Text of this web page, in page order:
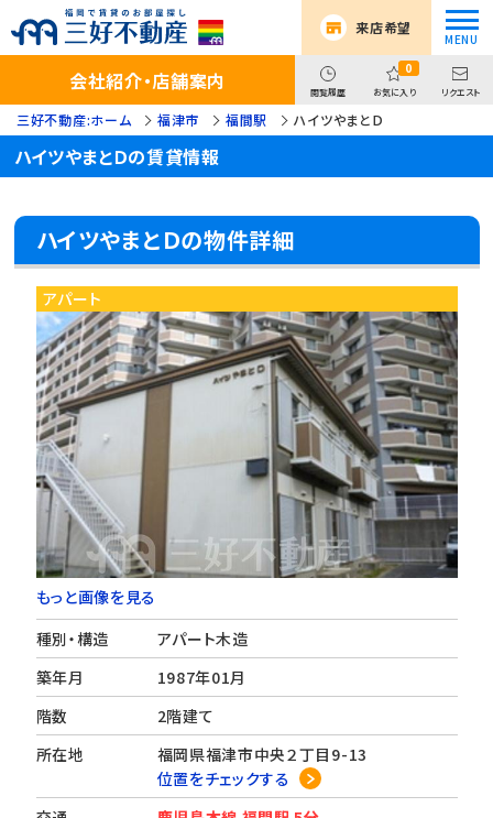
来店希望
会社紹介・店舗案内 閲覧履歴
0
お気に入り リクエスト
三好不動産:ホーム 福津市 福間駅 ハイツやまとＤ
ハイツやまとＤの賃貸情報
ハイツやまとＤの物件詳細
アパート
もっと画像を見る
種別・構造
アパート木造
築年月
1987年01月
階数
2階建て
所在地
福岡県福津市中央２丁目9-13
位置をチェックする